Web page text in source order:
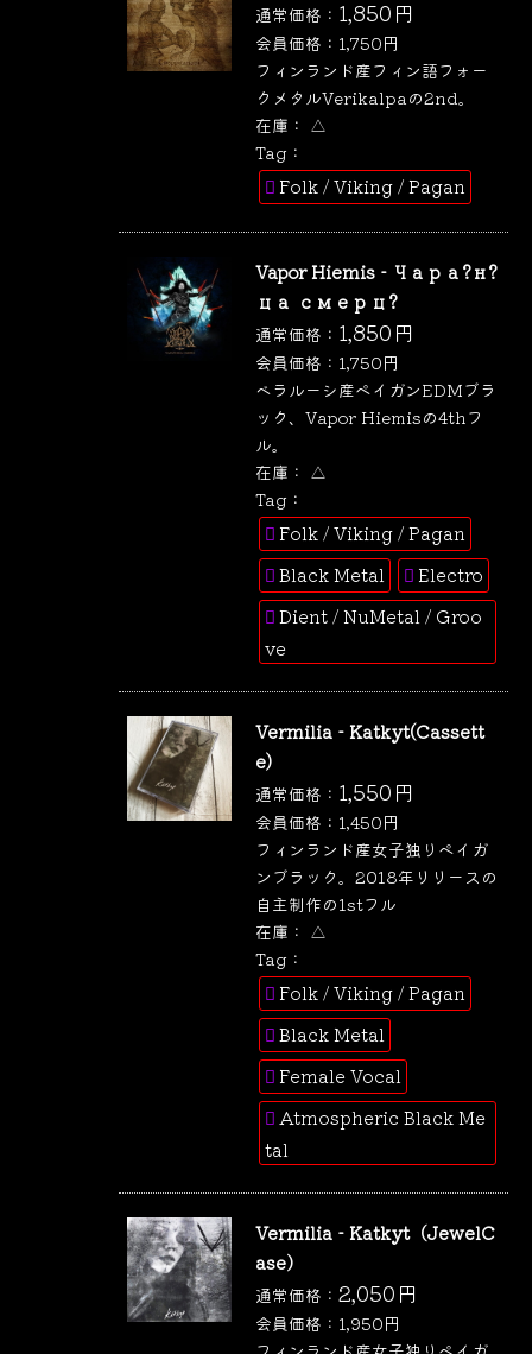
通常価格： 1,850 円
会員価格： 1,750円
フィンランド産フィン語フォー
クメタルVerikalpaの2nd。
在庫： △
Tag：
Folk / Viking / Pagan
Vapor Hiemis - Чара?н?
ца смерц?
通常価格： 1,850 円
会員価格： 1,750円
ベラルーシ産ペイガンEDMブラ
ック、Vapor Hiemisの4thフ
ル。
在庫： △
Tag：
Folk / Viking / Pagan
Black Metal
Electro
Dient / NuMetal / Groo
ve
Vermilia - Katkyt(Cassett
e)
通常価格： 1,550 円
会員価格： 1,450円
フィンランド産女子独りペイガ
ンブラック。2018年リリースの
自主制作の1stフル
在庫： △
Tag：
Folk / Viking / Pagan
Black Metal
Female Vocal
Atmospheric Black Me
tal
Vermilia - Katkyt（JewelC
ase）
通常価格：2,050 円
会員価格： 1,950円